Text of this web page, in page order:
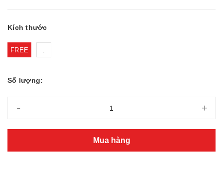
Kích thước
FREE .
Số lượng:
- +
Mua hàng